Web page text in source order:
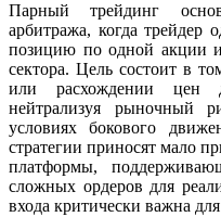
Парный трейдинг
арбитража, когда трейдер
позицию по одной акции
сектора. Цель состоит в
или расхождении цен
нейтрализуя рыночный
условиях бокового
стратегии приносят мало
платформы,
сложных ордеров для
входа критически важна